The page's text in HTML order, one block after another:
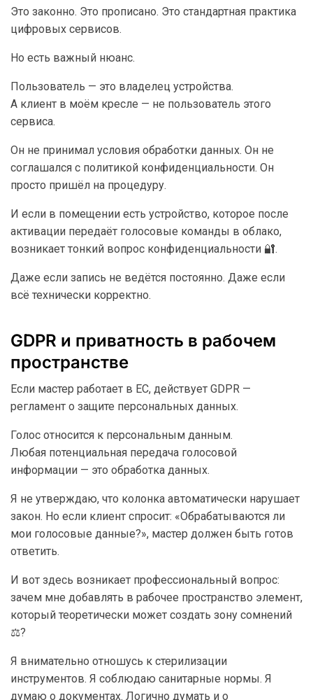
Это законно. Это прописано. Это стандартная практика
цифровых сервисов.
Но есть важный нюанс.
Пользователь — это владелец устройства.
А клиент в моём кресле — не пользователь этого
сервиса.
Он не принимал условия обработки данных. Он не
соглашался с политикой конфиденциальности. Он
просто пришёл на процедуру.
И если в помещении есть устройство, которое после
активации передаёт голосовые команды в облако,
возникает тонкий вопрос конфиденциальности 🔐.
Даже если запись не ведётся постоянно. Даже если
всё технически корректно.
GDPR и приватность в рабочем
пространстве
Если мастер работает в ЕС, действует GDPR —
регламент о защите персональных данных.
Голос относится к персональным данным.
Любая потенциальная передача голосовой
информации — это обработка данных.
Я не утверждаю, что колонка автоматически нарушает
закон. Но если клиент спросит: «Обрабатываются ли
мои голосовые данные?», мастер должен быть готов
ответить.
И вот здесь возникает профессиональный вопрос:
зачем мне добавлять в рабочее пространство элемент,
который теоретически может создать зону сомнений
⚖️?
Я внимательно отношусь к стерилизации
инструментов. Я соблюдаю санитарные нормы. Я
думаю о документах. Логично думать и о